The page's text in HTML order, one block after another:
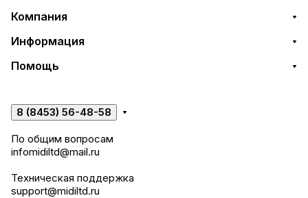
Компания
Информация
Помощь
8 (8453) 56-48-58
По общим вопросам
infomidiltd@mail.ru
Техническая поддержка
support@midiltd.ru